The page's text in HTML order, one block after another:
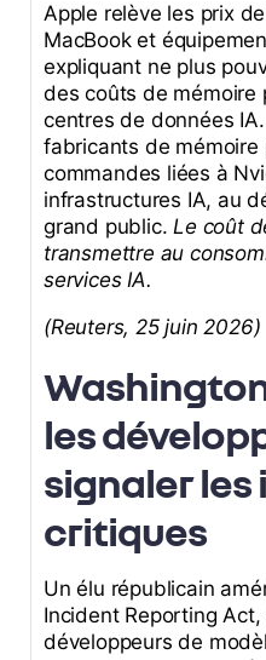
Apple relève les prix
MacBook et
expliquant ne plus
des coûts de mémoire
centres de données
fabricants de mémoire
commandes liées à
infrastructures IA, au
grand public.Le coût
transmettre au
services IA.
(Reuters, 25 juin 2026)
les
signaler
critiques
Un élu républicain
Incident Reporting
développeurs de